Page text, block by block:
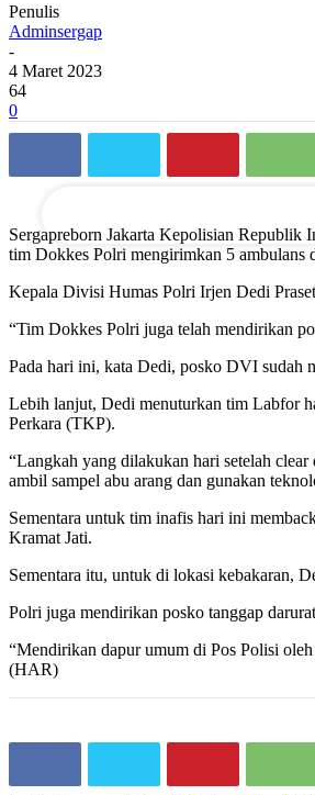
Penulis
Adminsergap
-
4 Maret 2023
64
0
Sergapreborn Jakarta Kepolisian Republik
tim Dokkes Polri mengirimkan 5 ambulans
Kepala Divisi Humas Polri Irjen Dedi
“Tim Dokkes Polri juga telah mendirikan
Pada hari ini, kata Dedi, posko DVI sudah
Lebih lanjut, Dedi menuturkan tim Labfor
Perkara (TKP).
“Langkah yang dilakukan hari setelah
ambil sampel abu arang dan gunakan
Sementara untuk tim inafis hari ini
Kramat Jati.
Sementara itu, untuk di lokasi kebakaran,
Polri juga mendirikan posko tanggap
“Mendirikan dapur umum di Pos Polisi
(HAR)